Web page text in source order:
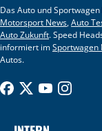
Das Auto und
Motorsport News,Auto
Auto Zukunft. Speed
informiert imSportwagen
Autos.